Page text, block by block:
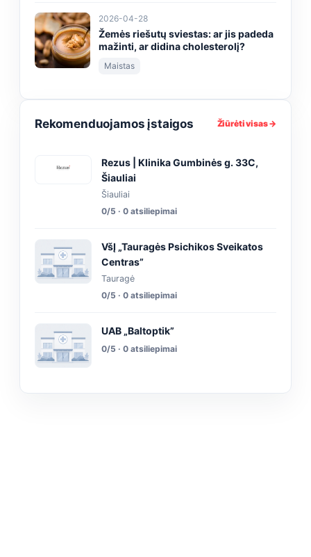
2026-04-28
Žemės riešutų sviestas: ar jis padeda
mažinti, ar didina cholesterolį?
Maistas
Rekomenduojamos įstaigos Žiūrėti visas →
Rezus | Klinika Gumbinės g. 33C,
Šiauliai
Šiauliai
0/5 · 0 atsiliepimai
VšĮ „Tauragės Psichikos Sveikatos
Centras”
Tauragė
0/5 · 0 atsiliepimai
UAB „Baltoptik”
0/5 · 0 atsiliepimai